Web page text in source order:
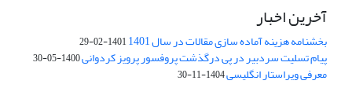
آخرین اخبار
بخشنامه هزینه آماده سازی مقالات در سال 1401 1401-02-29
پیام تسلیت سردبیر در پی درگذشت پروفسور پرویز کردوانی1400-05-30
معرفی ویراستار انگلیسی1404-11-30